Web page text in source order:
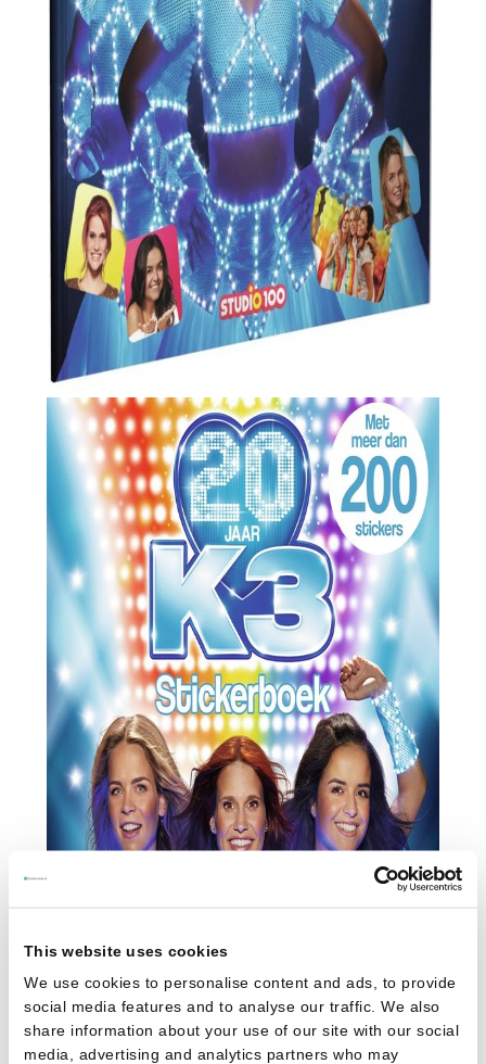
This website uses cookies
We use cookies to personalise content and ads, to provide
social media features and to analyse our traffic. We also
share information about your use of our site with our social
media, advertising and analytics partners who may